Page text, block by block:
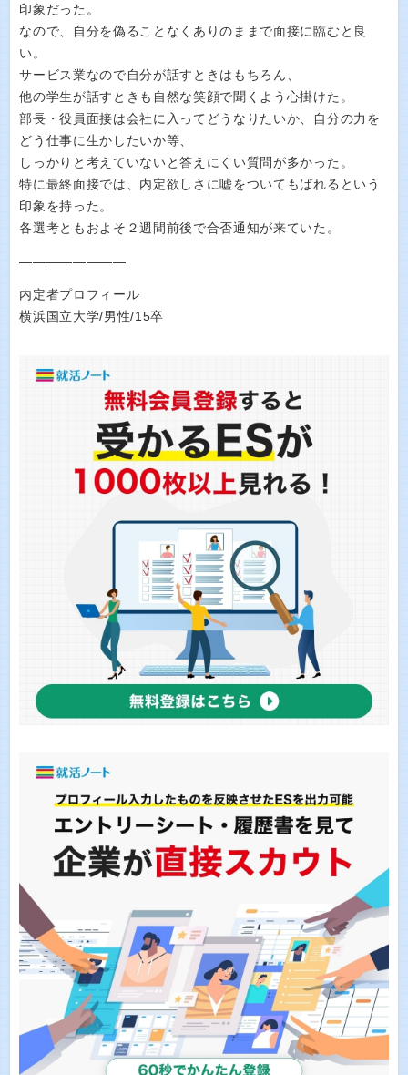
印象だった。
なので、自分を偽ることなくありのままで面接に臨むと良
い。
サービス業なので自分が話すときはもちろん、
他の学生が話すときも自然な笑顔で聞くよう心掛けた。
部長・役員面接は会社に入ってどうなりたいか、自分の力を
どう仕事に生かしたいか等、
しっかりと考えていないと答えにくい質問が多かった。
特に最終面接では、内定欲しさに嘘をついてもばれるという
印象を持った。
各選考ともおよそ２週間前後で合否通知が来ていた。
――――――――
内定者プロフィール
横浜国立大学/男性/15卒